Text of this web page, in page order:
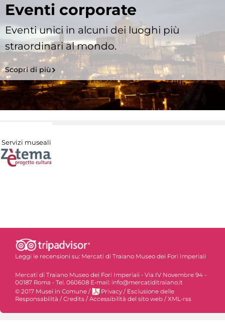
Eventi corporate
Eventi unici in alcuni dei luoghi più
straordinari al mondo.
Scopri di più
Servizi museali
Leggi le recensioni su: Mercati di Traiano Museo dei Fori Imperiali
Mercati di Traiano Museo dei Fori Imperiali - Via IV Novembre 94 -
00187 Roma - Tel. 060608 E-mail: info@mercatiditraiano.it
© 2017 Musei in Comune / Privacy / Esclusione delle
Responsabilità / Credits / Accessibilità del sito web / XML-rss